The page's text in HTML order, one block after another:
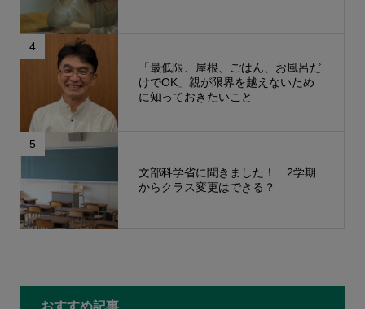
4
「最低限、屋根、ごはん、お風呂だ
けでOK」親が限界を越えないため
に知っておきたいこと
5
文部科学省に聞きました！ 2学期
からクラス変更はできる？